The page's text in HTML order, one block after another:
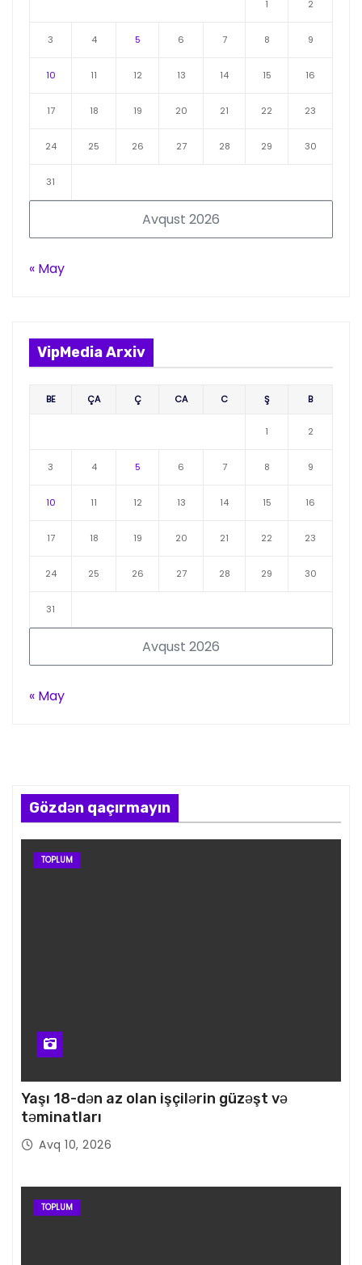
Avqust 2026
1 2
3 4 5 6 7 8 9
10 11 12 13 14 15 16
17 18 19 20 21 22 23
24 25 26 27 28 29 30
31
« May
VipMedia Arxiv
Avqust 2026
BE ÇA Ç CA C Ş B
1 2
3 4 5 6 7 8 9
10 11 12 13 14 15 16
17 18 19 20 21 22 23
24 25 26 27 28 29 30
31
« May
Gözdən qaçırmayın
TOPLUM
Yaşı 18-dən az olan işçilərin güzəşt və
təminatları
Avq 10, 2026
TOPLUM